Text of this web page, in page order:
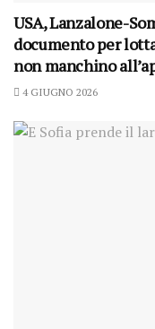
USA, Lanzalone-
documento per
non manchino
4 GIUGNO 2026